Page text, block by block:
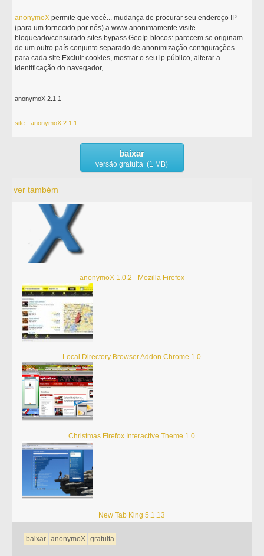
anonymoX permite que você... mudança de procurar seu endereço IP
(para um fornecido por nós) a www anonimamente visite
bloqueado/censurado sites bypass GeoIp-blocos: parecem se originam
de um outro país conjunto separado de anonimização configurações
para cada site Excluir cookies, mostrar o seu ip público, alterar a
identificação do navegador,...
anonymoX 2.1.1
site - anonymoX 2.1.1
baixar
versão gratuita (1 MB)
ver também
anonymoX 1.0.2 - Mozilla Firefox
Local Directory Browser Addon Chrome 1.0
Christmas Firefox Interactive Theme 1.0
New Tab King 5.1.13
baixar anonymoX gratuita